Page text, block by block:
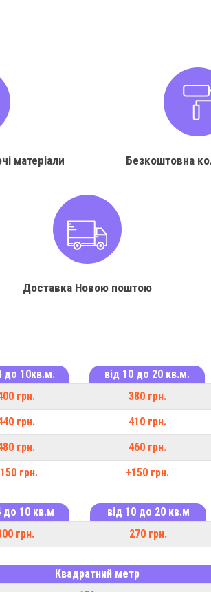
матеріали Безкоштовна
Доставка Новою поштою
до 10кв.м. від 10 до 20 кв.м.
грн. 380 грн.
грн. 410 грн.
грн. 460 грн.
грн. +150 грн.
до 10 кв.м від 10 до 20 кв.м
грн. 270 грн.
Квадратний метр